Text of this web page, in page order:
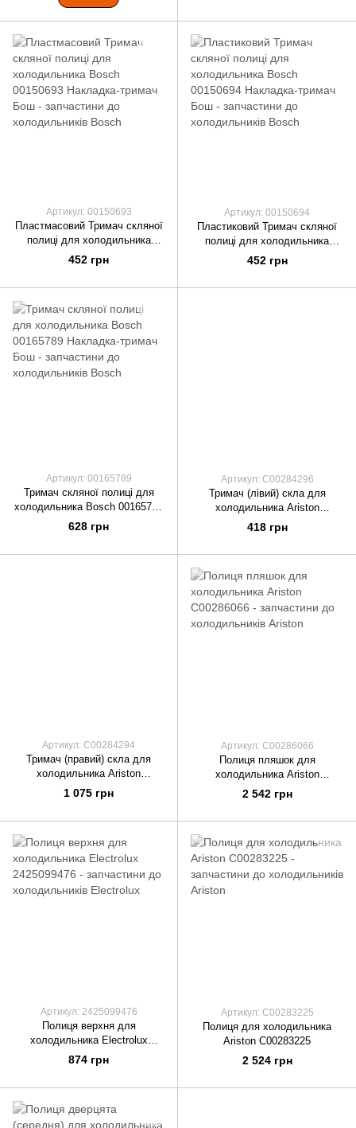
Артикул: 00150693
Пластмасовий Тримач скляної
полиці для холодильника
Bosch 00150693 Накладка-
тримач Бош
452 грн
Артикул: 00150694
Пластиковий Тримач скляної
полиці для холодильника
Bosch 00150694 Накладка-
тримач Бош
452 грн
Артикул: 00165789
Тримач скляної полиці для
холодильника Bosch 00165789
Накладка-тримач Бош
628 грн
Артикул: C00284296
Тримач (лівий) скла для
холодильника Ariston
C00284296
418 грн
Артикул: C00284294
Тримач (правий) скла для
холодильника Ariston
C00284294
1 075 грн
Артикул: C00286066
Полиця пляшок для
холодильника Ariston
C00286066
2 542 грн
Артикул: 2425099476
Полиця верхня для
холодильника Electrolux
2425099476
874 грн
Артикул: C00283225
Полиця для холодильника
Ariston C00283225
2 524 грн